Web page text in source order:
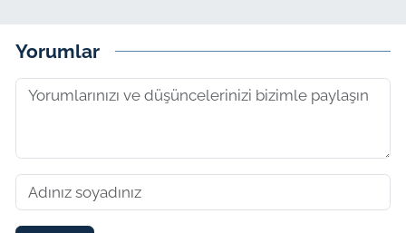
Yorumlar